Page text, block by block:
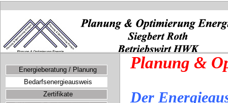
Energieberatung / Planung
Bedarfsenergieausweis
Zertifikate
Planung &
Der